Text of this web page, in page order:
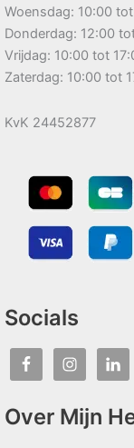
Woensdag: 10:00
Donderdag: 12:00
Vrijdag: 10:00 tot
Zaterdag: 10:00 tot
KvK 24452877
Socials
Over Mijn